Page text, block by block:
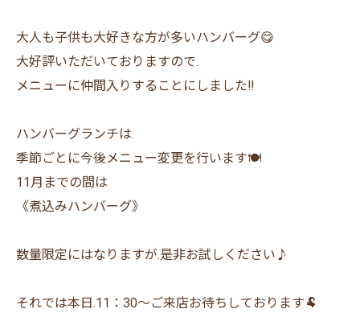
大人も子供も大好きな方が多いハンバーグ😋
大好評いただいておりますので.
メニューに仲間入りすることにしました‼️
ハンバーグランチは.
季節ごとに今後メニュー変更を行います🍽
11月までの間は
《煮込みハンバーグ》
数量限定にはなりますが.是非お試しください♪
それでは本日.11：30〜ご来店お待ちしております🐏